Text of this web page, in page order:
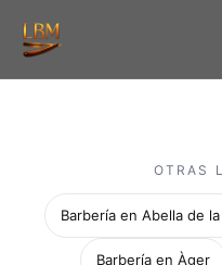
OTRAS
Barbería en Abella de
Barbería en Àger